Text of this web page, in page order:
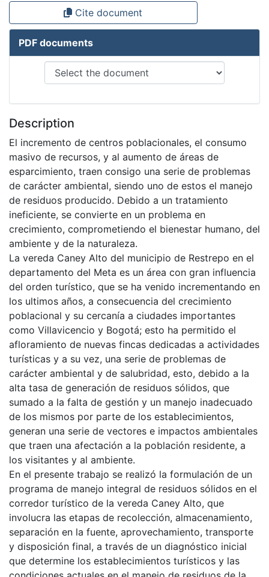
Cite document
PDF documents
Description
El incremento de centros poblacionales, el consumo
masivo de recursos, y al aumento de áreas de
esparcimiento, traen consigo una serie de problemas
de carácter ambiental, siendo uno de estos el manejo
de residuos producido. Debido a un tratamiento
ineficiente, se convierte en un problema en
crecimiento, comprometiendo el bienestar humano, del
ambiente y de la naturaleza.
La vereda Caney Alto del municipio de Restrepo en el
departamento del Meta es un área con gran influencia
del orden turístico, que se ha venido incrementando en
los ultimos años, a consecuencia del crecimiento
poblacional y su cercanía a ciudades importantes
como Villavicencio y Bogotá; esto ha permitido el
afloramiento de nuevas fincas dedicadas a actividades
turísticas y a su vez, una serie de problemas de
carácter ambiental y de salubridad, esto, debido a la
alta tasa de generación de residuos sólidos, que
sumado a la falta de gestión y un manejo inadecuado
de los mismos por parte de los establecimientos,
generan una serie de vectores e impactos ambientales
que traen una afectación a la población residente, a
los visitantes y al ambiente.
En el presente trabajo se realizó la formulación de un
programa de manejo integral de residuos sólidos en el
corredor turístico de la vereda Caney Alto, que
involucra las etapas de recolección, almacenamiento,
separación en la fuente, aprovechamiento, transporte
y disposición final, a través de un diagnóstico inicial
que determine los establecimientos turísticos y las